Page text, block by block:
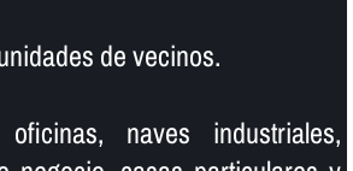
de vecinos.
naves industriales,